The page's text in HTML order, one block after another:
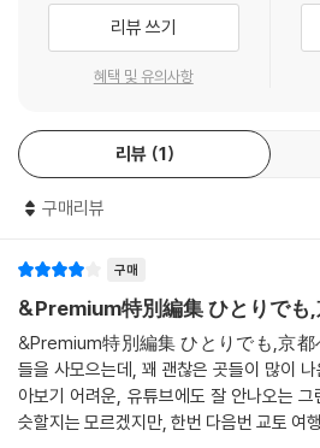
리뷰 쓰기
혜택 및 유의사항
리뷰 1
구매리뷰
구매
&Premium特別編集 ひとりでも,
&Premium特別編集 ひとりでも,京都
들을 사모으는데, 꽤 괜찮은 곳들이 많이
아보기 어려운, 유튜브에도 잘 안나오는 그
슷할지는 모르겠지만, 한번 다음번 교토 여